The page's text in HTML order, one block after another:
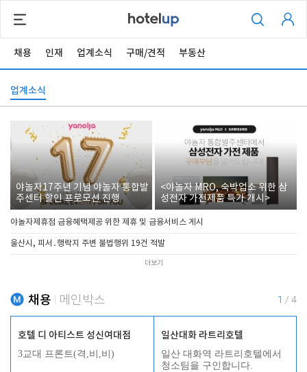
채용 인재 업계소식 구매/견적 부동산
업계소식
야놀자17주년 기념 야놀자 통합발
주센터 할인 프로모션 진행
<야놀자 MRO, 숙박업소 위한 삼
성전자 가전제품 특가 개시>
야놀자제휴점 금융혜택제공 위한 제휴 및 금융서비스 게시
울산시, 피서․행락지 주변 불법행위 19건 적발
더보기
채용 메인박스 1 / 4
호텔 디 아티스트 성신여대점
3교대 프론트(격,비,비)
일산대화 라트리호텔
일산 대화역 라트리호텔에서
청소팀을 구인합니다.